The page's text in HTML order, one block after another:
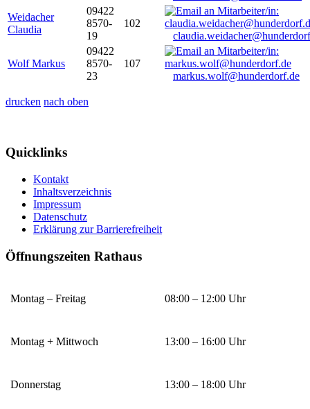
Weidacher
Claudia
09422
8570-
19
102
Wolf Markus
09422
8570-
23
107
markus.wolf@hunderdorf.de
drucken nach oben
Quicklinks
Kontakt
Inhaltsverzeichnis
Impressum
Datenschutz
Erklärung zur Barrierefreiheit
Öffnungszeiten Rathaus
Montag – Freitag 08:00 – 12:00 Uhr
Montag + Mittwoch 13:00 – 16:00 Uhr
Donnerstag 13:00 – 18:00 Uhr